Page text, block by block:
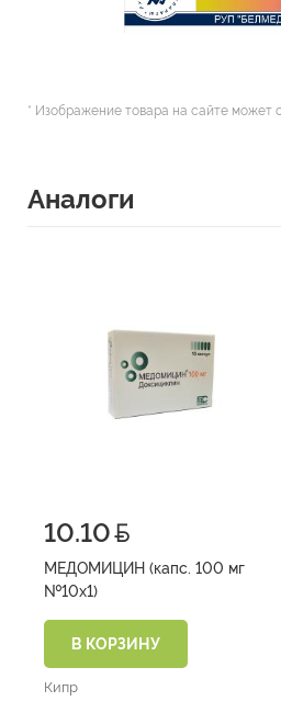
* Изображение товара на сайте может
Аналоги
10.10
МЕДОМИЦИН (капс. 100 мг
№10х1)
В КОРЗИНУ
Кипр